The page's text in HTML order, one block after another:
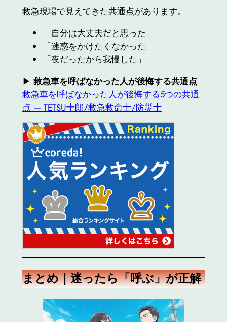
救急現場で見えてきた共通点があります。
「自分は大丈夫だと思った」
「迷惑をかけたくなかった」
「夜だったから我慢した」
▶︎救急車を呼ばなかった人が後悔する共通点
救急車を呼ばなかった人が後悔する5つの共通
点 — TETSU十郎/救急救命士/防災士
まとめ｜迷ったら「呼ぶ」が正解